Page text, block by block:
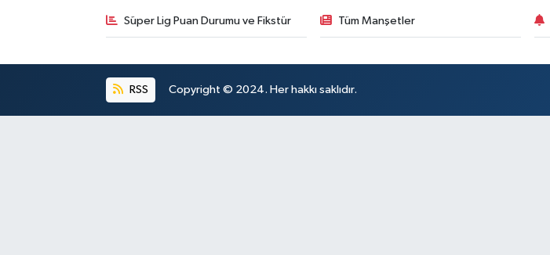
Süper Lig Puan Durumu ve Fikstür Tüm Manşetler
RSS Copyright © 2024. Her hakkı saklıdır.